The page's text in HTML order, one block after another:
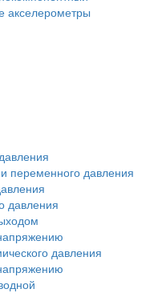
переменного давления
давления
давления